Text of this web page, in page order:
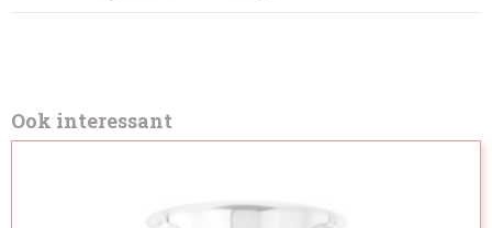
Ook interessant